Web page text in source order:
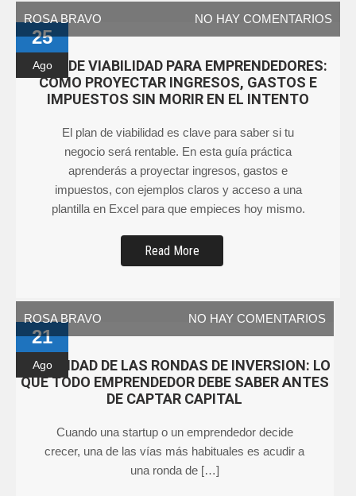
25
Ago
ROSA BRAVO NO HAY COMENTARIOS
PLAN DE VIABILIDAD PARA EMPRENDEDORES:
COMO PROYECTAR INGRESOS, GASTOS E
IMPUESTOS SIN MORIR EN EL INTENTO
El plan de viabilidad es clave para saber si tu
negocio será rentable. En esta guía práctica
aprenderás a proyectar ingresos, gastos e
impuestos, con ejemplos claros y acceso a una
plantilla en Excel para que empieces hoy mismo.
Read More
21
Ago
ROSA BRAVO NO HAY COMENTARIOS
FISCALIDAD DE LAS RONDAS DE INVERSION: LO
QUE TODO EMPRENDEDOR DEBE SABER ANTES
DE CAPTAR CAPITAL
Cuando una startup o un emprendedor decide
crecer, una de las vías más habituales es acudir a
una ronda de […]